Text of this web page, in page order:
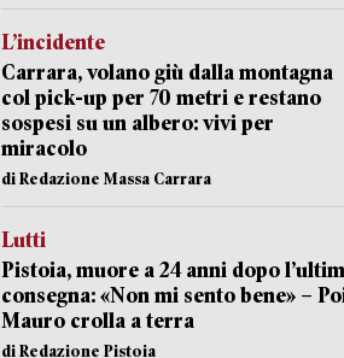
L’incidente
Carrara, volano giù dalla montagna
col pick-up per 70 metri e restano
sospesi su un albero: vivi per
miracolo
di Redazione Massa Carrara
Lutti
Pistoia, muore a 24 anni dopo
consegna: «Non mi sento bene» –
Mauro crolla a terra
di Redazione Pistoia